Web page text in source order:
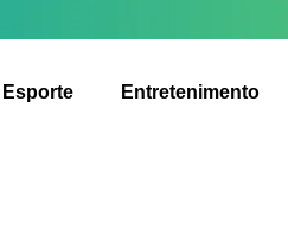
Esporte Entretenimento